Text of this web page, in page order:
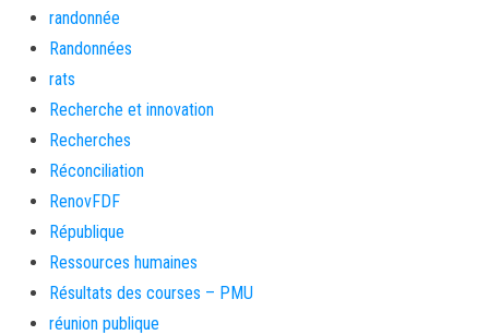
randonnée
Randonnées
rats
Recherche et innovation
Recherches
Réconciliation
RenovFDF
République
Ressources humaines
Résultats des courses – PMU
réunion publique